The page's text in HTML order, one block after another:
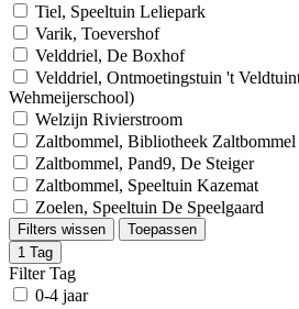
Tiel, Speeltuin Leliepark
Varik, Toevershof
Velddriel, De Boxhof
Velddriel, Ontmoetingstuin 't
Wehmeijerschool)
Welzijn Rivierstroom
Zaltbommel, Bibliotheek Zaltbommel
Zaltbommel, Pand9, De Steiger
Zaltbommel, Speeltuin Kazemat
Zoelen, Speeltuin De Speelgaard
Filters wissen
Toepassen
1 Tag
Filter Tag
0-4 jaar